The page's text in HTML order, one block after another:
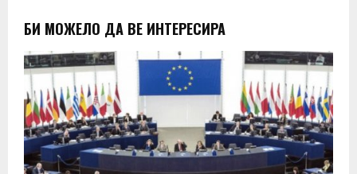
БИ МОЖЕЛО ДА ВЕ ИНТЕРЕСИРА